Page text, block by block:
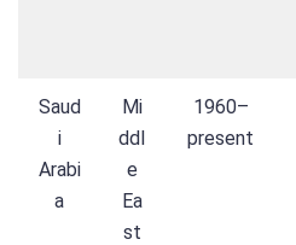
Saud
i
Arabi
a
Mi
ddl
e
Ea
st
1960–
present